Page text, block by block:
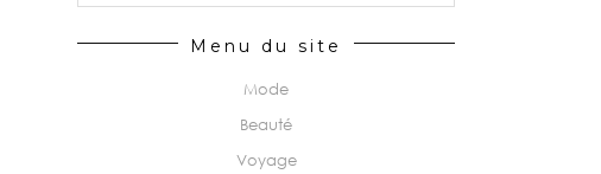
Menu du site
Mode
Beauté
Voyage